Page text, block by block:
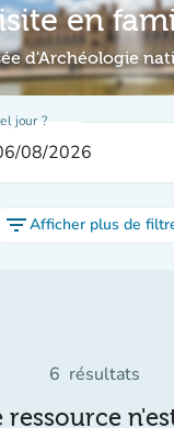
en
d'Archéologie
jour ?
filter_listAfficher plus de
6 résultats
ressource